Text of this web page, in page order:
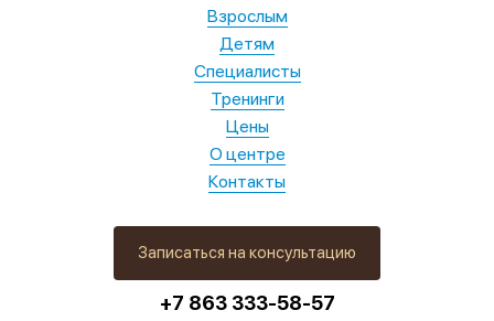
Записаться на консультацию
+7 863 333-58-57
Взрослым
Детям
Специалисты
Тренинги
Цены
О центре
Контакты